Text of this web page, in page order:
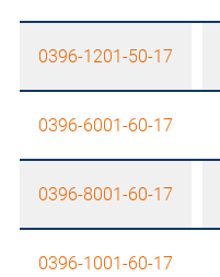
0396-1201-50-17
0396-6001-60-17
0396-8001-60-17
0396-1001-60-17